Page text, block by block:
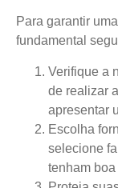
Para garantir
fundamental
Verifique a
de realizar
apresentar
Escolha
selecione
tenham